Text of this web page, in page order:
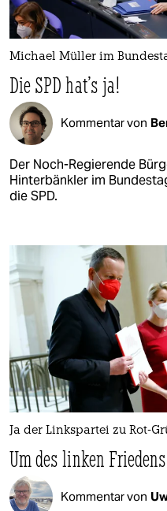
Michael Müller im
Die SPD hat's ja!
Kommentar von
Der Noch-Regierende
Hinterbänkler im
die SPD.
Ja der Linkspartei zu Rot-
Um des linken
Kommentar von